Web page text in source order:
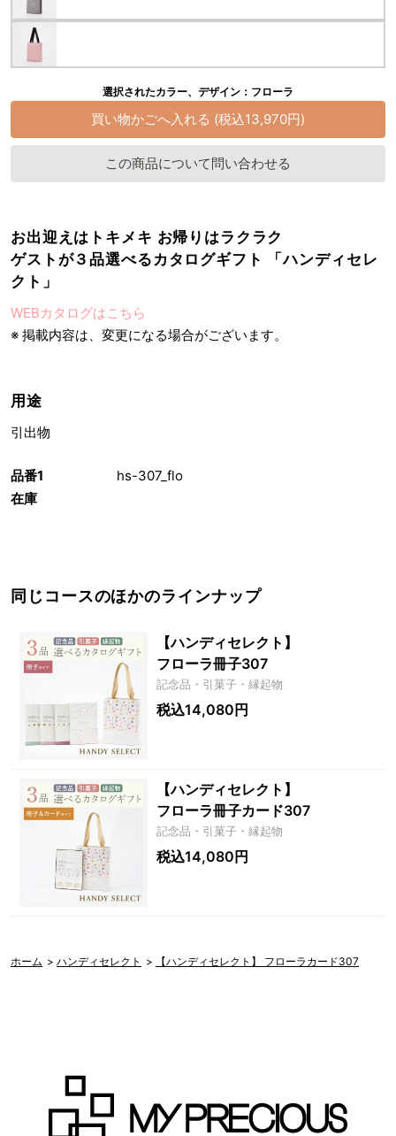
品番1
hs-307_flo
在庫
選択されたカラー、デザイン：フローラ
この商品について問い合わせる
お出迎えはトキメキ お帰りはラクラク
ゲストが３品選べるカタログギフト 「ハンディセレ
クト」
WEBカタログはこちら
※ 掲載内容は、変更になる場合がございます。
用途
引出物
同じコースのほかのラインナップ
【ハンディセレクト】
フローラ冊子307
記念品・引菓子・縁起物
税込14,080円
【ハンディセレクト】
フローラ冊子カード307
記念品・引菓子・縁起物
税込14,080円
ホーム > ハンディセレクト > 【ハンディセレクト】 フローラカード307